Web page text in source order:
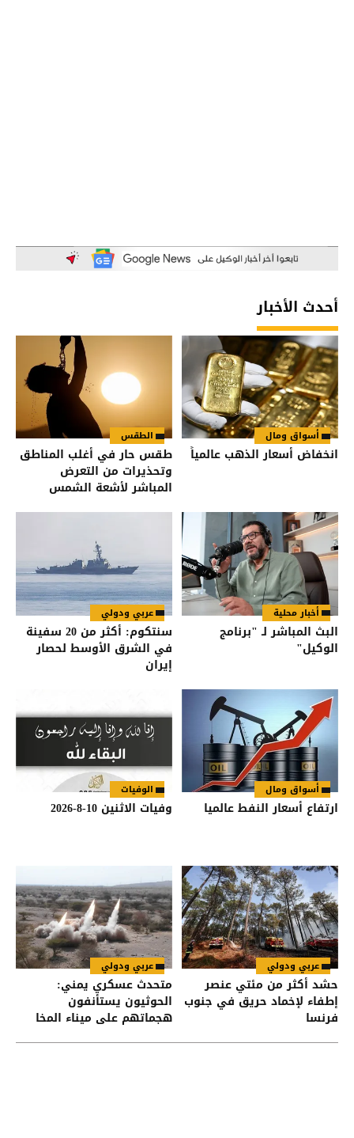
أحدث الأخبار
أسواق ومال
انخفاض أسعار الذهب عالمياً
الطقس
طقس حار في أغلب المناطق
وتحذيرات من التعرض
المباشر لأشعة الشمس
أخبار محلية
البث المباشر لـ "برنامج
الوكيل"
عربي ودولي
سنتكوم: أكثر من 20 سفينة
في الشرق الأوسط لحصار
إيران
أسواق ومال
ارتفاع أسعار النفط عالميا
الوفيات
وفيات الاثنين 10-8-2026
عربي ودولي
حشد أكثر من مئتي عنصر
إطفاء لإخماد حريق في جنوب
فرنسا
عربي ودولي
متحدث عسكري يمني:
الحوثيون يستأنفون
هجماتهم على ميناء المخا